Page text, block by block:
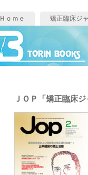
Ｈｏｍｅ 矯正臨床ジ
ＪＯＰ「矯正臨床